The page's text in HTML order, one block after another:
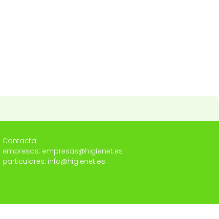
Contacta:
empresas: empresas@higienet.es
particulares: info@higienet.es